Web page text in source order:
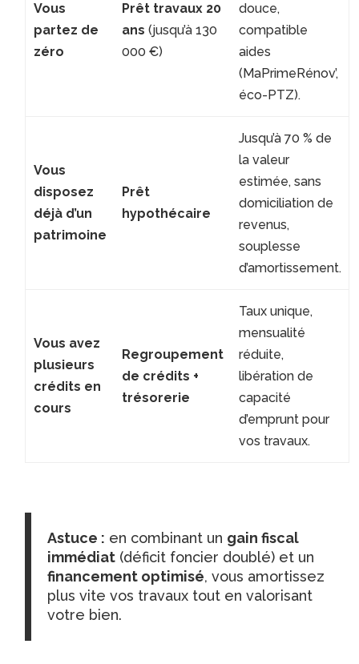
Vous
partez de
zéro
Prêt travaux 20
ans (jusqu’à 130
000 €)
douce,
compatible
aides
(MaPrimeRénov’,
éco-PTZ).
Vous
disposez
déjà d’un
patrimoine
Prêt
hypothécaire
Jusqu’à 70 % de
la valeur
estimée, sans
domiciliation de
revenus,
souplesse
d’amortissement.
Vous avez
plusieurs
crédits en
cours
Regroupement
de crédits +
trésorerie
Taux unique,
mensualité
réduite,
libération de
capacité
d’emprunt pour
vos travaux.
Astuce : en combinant un gain fiscal
immédiat (déficit foncier doublé) et un
financement optimisé, vous amortissez
plus vite vos travaux tout en valorisant
votre bien.